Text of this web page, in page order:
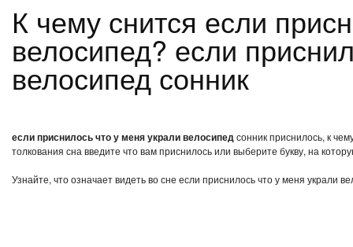
К чему снится если приснилось что у меня украли
велосипед? если
велосипед сонник
если приснилось что у меня украли велосипедсонник приснилось, к
толкования сна введите что вам приснилось или выберите букву, на
Узнайте, что означает видеть во сне если приснилось что у меня украли